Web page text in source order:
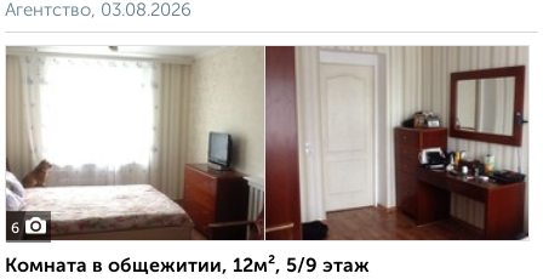
Агентство, 03.08.2026
6
Комната в общежитии, 12м², 5/9 этаж